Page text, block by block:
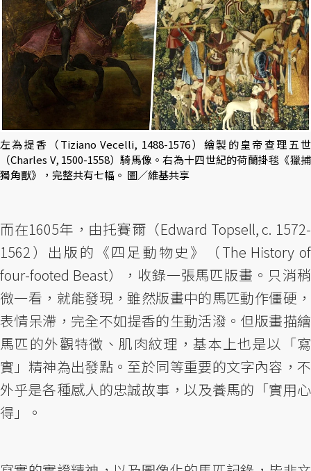
左為提香（Tiziano Vecelli, 1488-1576）繪製的皇帝查理五世
（Charles V, 1500-1558）騎馬像。右為十四世紀的荷蘭掛毯《獵捕
獨角獸》，完整共有七幅。 圖／維基共享
而在1605年，由托賽爾（Edward Topsell, c. 1572-
1562）出版的《四足動物史》（The History of
four-footed Beast），收錄一張馬匹版畫。只消稍
微一看，就能發現，雖然版畫中的馬匹動作僵硬，
表情呆滯，完全不如提香的生動活潑。但版畫描繪
馬匹的外觀特徵、肌肉紋理，基本上也是以「寫
實」精神為出發點。至於同等重要的文字內容，不
外乎是各種感人的忠誠故事，以及養馬的「實用心
得」。